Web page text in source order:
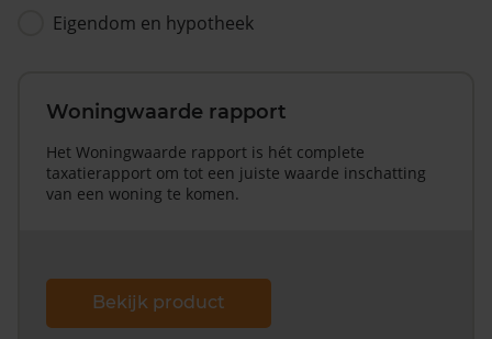
Eigendom en hypotheek
Woningwaarde rapport
Het Woningwaarde rapport is hét complete
taxatierapport om tot een juiste waarde inschatting
van een woning te komen.
Bekijk product